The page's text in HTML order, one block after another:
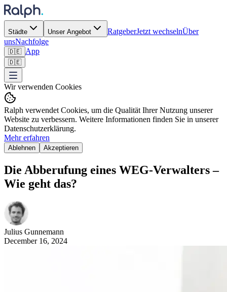
Städte Unser Angebot RatgeberJetzt wechselnÜber
unsNachfolge
🇩🇪 App
🇩🇪
Wir verwenden Cookies
Ralph verwendet Cookies, um die Qualität Ihrer Nutzung unserer
Website zu verbessern. Weitere Informationen finden Sie in unserer
Datenschutzerklärung.
Mehr erfahren
Ablehnen Akzeptieren
Die Abberufung eines WEG-Verwalters –
Wie geht das?
Julius Gunnemann
December 16, 2024